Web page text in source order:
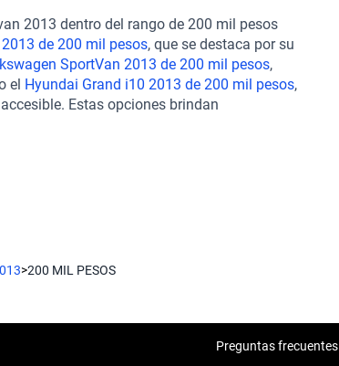
explorar otras opciones dentro del mismo
mil pesos, que destaca por su tracción y
2013 de 200 mil pesos, conocido por su
2013 de 200 mil pesos, que ofrece un
y calidad son nuestras prioridades al
2013 dentro del rango de 200 mil pesos
de 200 mil pesos, que se destaca por su
SportVan 2013 de 200 mil pesos,
el Hyundai Grand i10 2013 de 200 mil pesos,
Estas opciones brindan
a diferentes necesidades y
>200 MIL PESOS
Preguntas frecuentes